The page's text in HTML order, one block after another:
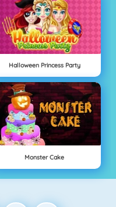
Halloween Princess Party
Monster Cake